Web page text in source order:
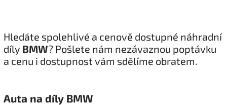
Hledáte spolehlivé a cenově dostupné náhradní
díly BMW? Pošlete nám nezávaznou poptávku
a cenu i dostupnost vám sdělíme obratem.
Auta na díly BMW